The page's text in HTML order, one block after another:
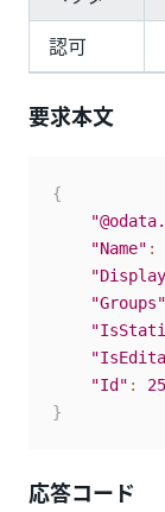
認可
要求本文
{
"Name" :
"Groups"
"Id" :
}
応答コード